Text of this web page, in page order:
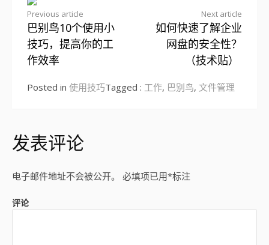
Continue
Reading
Previous article
巴别鸟10个使用小
技巧，提高你的工
作效率
Next article
如何快速了解企业
网盘的安全性？
（技术贴）
Posted in 使用技巧Tagged : 工作, 巴别鸟, 文件管理
发表评论
电子邮件地址不会被公开。 必填项已用*标注
评论